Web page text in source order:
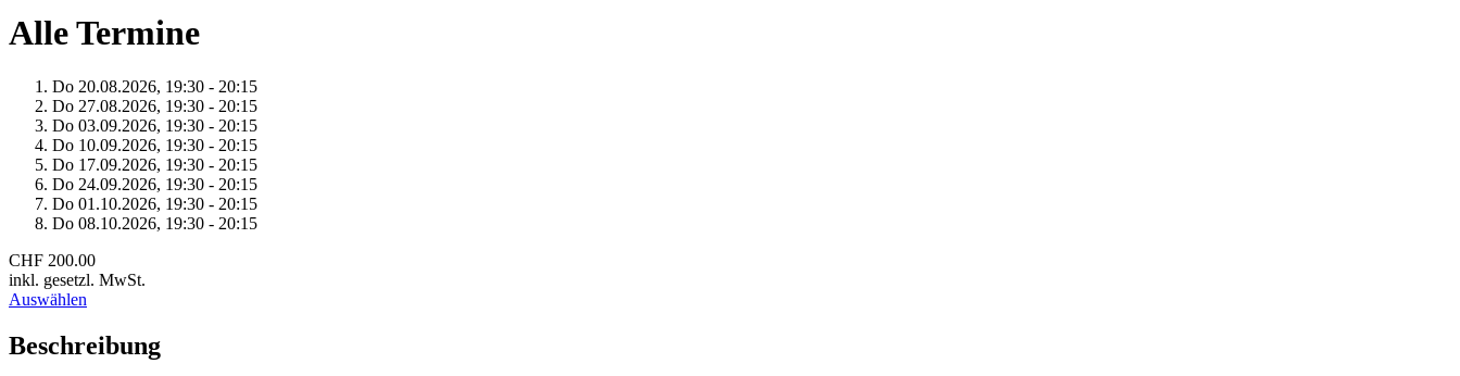
Alle Termine
Do 20.08.2026, 19:30 - 20:15
Do 27.08.2026, 19:30 - 20:15
Do 03.09.2026, 19:30 - 20:15
Do 10.09.2026, 19:30 - 20:15
Do 17.09.2026, 19:30 - 20:15
Do 24.09.2026, 19:30 - 20:15
Do 01.10.2026, 19:30 - 20:15
Do 08.10.2026, 19:30 - 20:15
CHF 200.00
inkl. gesetzl. MwSt.
Auswählen
Beschreibung